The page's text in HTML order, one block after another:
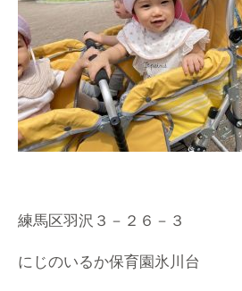
練馬区羽沢３－２６－３
にじのいるか保育園氷川台